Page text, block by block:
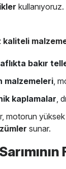
kullanıyoruz.
kaliteli
bakır
malzemeleri ,
kaplamalar ,
motorun yüksek
sunar.